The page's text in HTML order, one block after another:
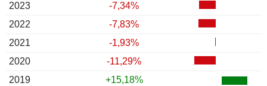
2023
-7,34%
2022
-7,83%
2021
-1,93%
2020
-11,29%
2019
+15,18%